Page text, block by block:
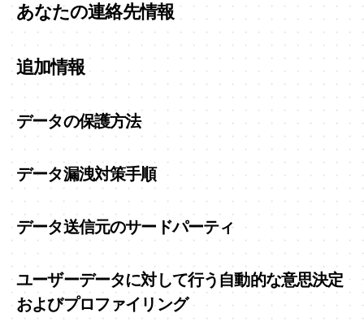
あなたの連絡先情報
追加情報
データの保護方法
データ漏洩対策手順
データ送信元のサードパーティ
ユーザーデータに対して行う自動的な意思決定
およびプロファイリング